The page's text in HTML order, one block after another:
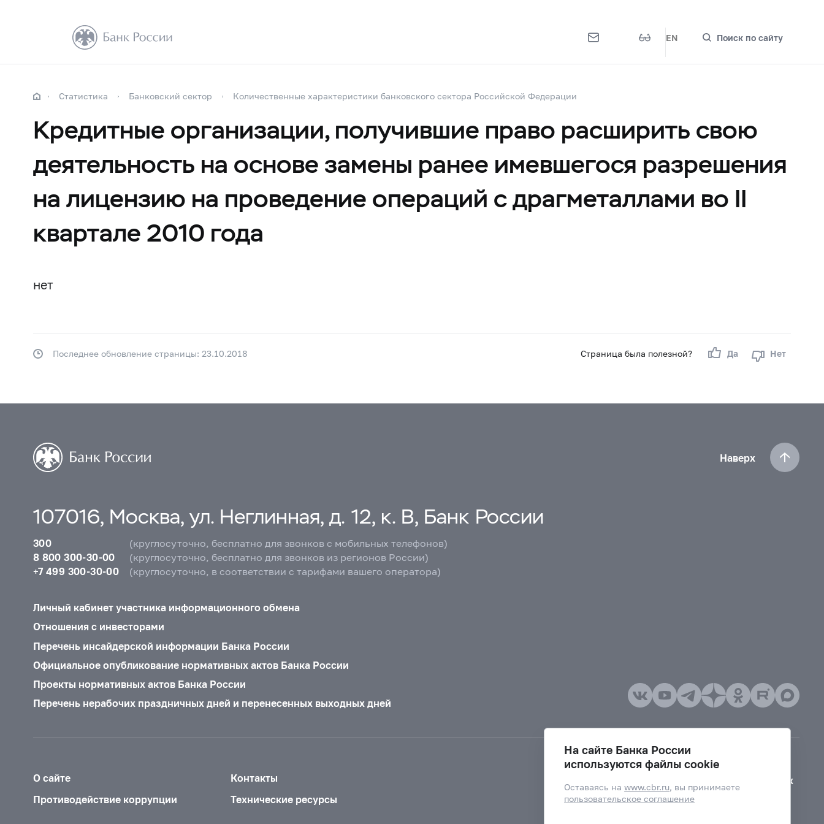
EN Поиск по сайту
Статистика Банковский сектор Количественные характеристики банковского сектора Российской Федерации
Кредитные организации, получившие право расширить свою
деятельность на основе замены ранее имевшегося разрешения
на лицензию на проведение операций с драгметаллами во II
квартале 2010 года
нет
Страница была полезной? Да Нет
Последнее обновление страницы: 23.10.2018
Наверх
107016, Москва, ул. Неглинная, д. 12, к. В, Банк России
300
(круглосуточно, бесплатно для звонков с мобильных телефонов)
8 800 300-30-00
(круглосуточно, бесплатно для звонков из регионов России)
+7 499 300-30-00
(круглосуточно, в соответствии с тарифами вашего оператора)
Личный кабинет участника информационного обмена
Отношения с инвесторами
Перечень инсайдерской информации Банка России
Официальное опубликование нормативных актов Банка России
Проекты нормативных актов Банка России
Перечень нерабочих праздничных дней и перенесенных выходных дней
О сайте
Контакты
Противодействие коррупции
Технические ресурсы
Версия для слабовидящих
На сайте Банка России
используются файлы cookie
Оставаясь наwww.cbr.ru, вы принимаете
пользовательское соглашение